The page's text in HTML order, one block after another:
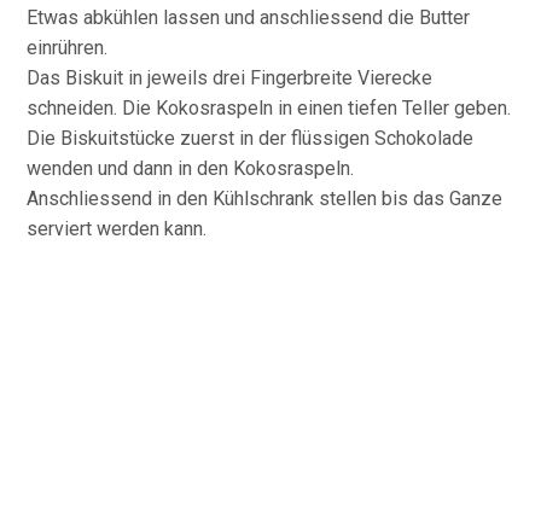
Etwas abkühlen lassen und anschliessend die Butter
einrühren.
Das Biskuit in jeweils drei Fingerbreite Vierecke
schneiden. Die Kokosraspeln in einen tiefen Teller geben.
Die Biskuitstücke zuerst in der flüssigen Schokolade
wenden und dann in den Kokosraspeln.
Anschliessend in den Kühlschrank stellen bis das Ganze
serviert werden kann.